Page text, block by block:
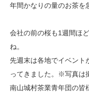
年間かなりの量のお茶を
会社の前の桜も1週間ほ
ね。
先週末は各地でイベント
ってきました。※写真は
南山城村茶業青年団の皆